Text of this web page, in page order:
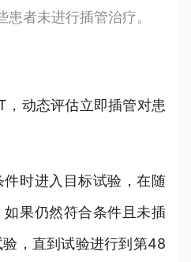
者未进行插管治疗。
，动态评估立即插管对患
时进入目标试验，在随
如果仍然符合条件且未插
，直到试验进行到第48